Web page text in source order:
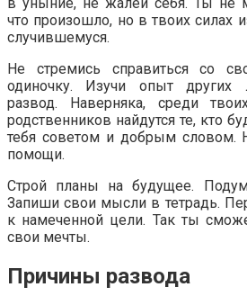
что произошло, но в твоих силах
случившемуся.
Не стремись справиться со
одиночку. Изучи опыт
развод. Наверняка, среди
родственников найдутся те, кто
тебя советом и добрым словом.
помощи.
Строй планы на будущее.
Запиши свои мысли в тетрадь.
к намеченной цели. Так ты
свои мечты.
Причины развода